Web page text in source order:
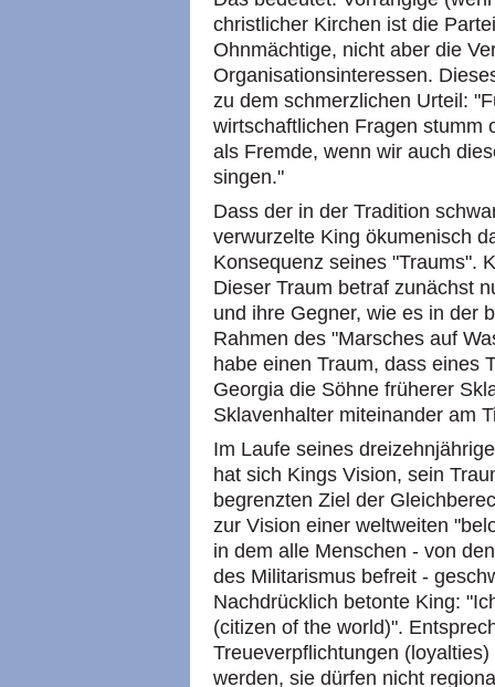
christlicher Kirchen ist die
Ohnmächtige, nicht aber die
Organisationsinteressen.
zu dem schmerzlichen Urteil:
wirtschaftlichen Fragen stumm
als Fremde, wenn wir auch
singen."
Dass der in der Tradition
verwurzelte King ökumenisch
Konsequenz seines "Traums".
Dieser Traum betraf zunächst
und ihre Gegner, wie es in der
Rahmen des "Marsches auf
habe einen Traum, dass eines
Georgia die Söhne früherer
Sklavenhalter miteinander am
Im Laufe seines
hat sich Kings Vision, sein
begrenzten Ziel der
zur Vision einer weltweiten
in dem alle Menschen - von
des Militarismus befreit -
Nachdrücklich betonte King:
(citizen of the world)".
Treueverpflichtungen
werden, sie dürfen nicht